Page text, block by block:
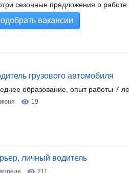
сезонные предложения о
вакансии
грузового автомобиля
образование, опыт работы 7
19
личный водитель
211